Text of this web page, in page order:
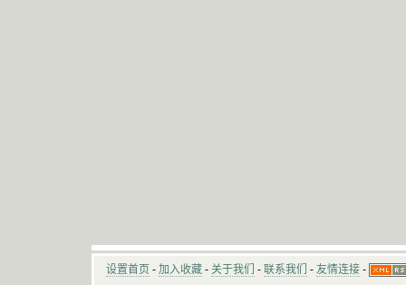
设置首页 - 加入收藏 - 关于我们 - 联系我们 - 友情连接 -